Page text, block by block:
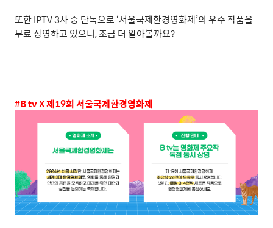
또한IPTV 3사중 단독으로 ‘서울국제환경영화제’의 우수 작품을
무료 상영하고 있으니,조금 더 알아볼까요?
#B tv X제19회서울국제환경영화제